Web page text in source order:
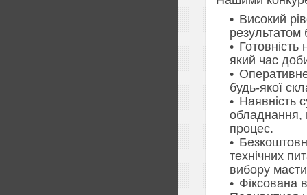
Високий
результатом
який час
будь-якої
Наявність
обладнання,
процес.
технічних
вибору
Фіксована